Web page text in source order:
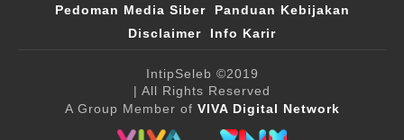
Pedoman Media Siber
Panduan Kebijakan
Disclaimer
Info Karir
IntipSeleb ©2019
| All Rights Reserved
A Group Member of VIVA Digital Network